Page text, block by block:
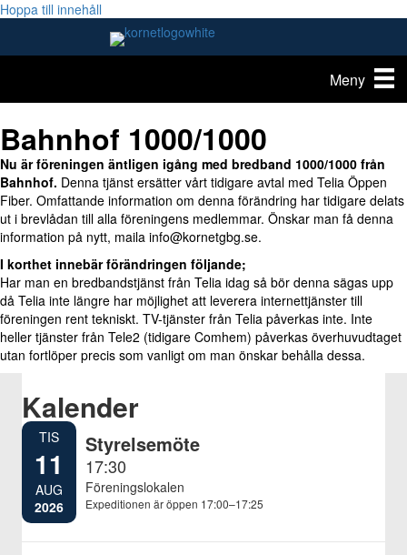
Hoppa till innehåll
Meny
Bahnhof 1000/1000
Nu är föreningen äntligen igång med bredband 1000/1000 från
Bahnhof. Denna tjänst ersätter vårt tidigare avtal med Telia Öppen
Fiber. Omfattande information om denna förändring har tidigare delats
ut i brevlådan till alla föreningens medlemmar. Önskar man få denna
information på nytt, maila info@kornetgbg.se.
I korthet innebär förändringen följande;
Har man en bredbandstjänst från Telia idag så bör denna sägas upp
då Telia inte längre har möjlighet att leverera internettjänster till
föreningen rent tekniskt. TV-tjänster från Telia påverkas inte. Inte
heller tjänster från Tele2 (tidigare Comhem) påverkas överhuvudtaget
utan fortlöper precis som vanligt om man önskar behålla dessa.
Kalender
TIS
11
AUG
2026
Styrelsemöte
17:30
Föreningslokalen
Expeditionen är öppen 17:00–17:25